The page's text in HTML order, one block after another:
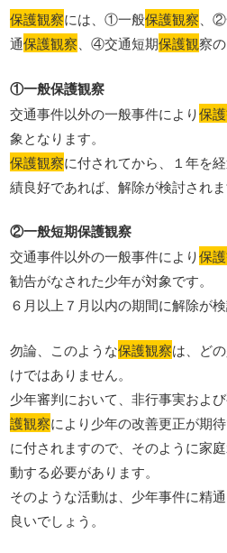
保護観察には、①一般保護観察、②
通保護観察、④交通短期保護観察
①一般保護観察
交通事件以外の一般事件により保
象となります。
保護観察に付されてから、１年を
績良好であれば、解除が検討されま
②一般短期保護観察
交通事件以外の一般事件により保
勧告がなされた少年が対象です。
６月以上７月以内の期間に解除が検
勿論、このような保護観察は、ど
けではありません。
少年審判において、非行事実およ
護観察により少年の改善更正が期
に付されますので、そのように家
動する必要があります。
そのような活動は、少年事件に精
良いでしょう。